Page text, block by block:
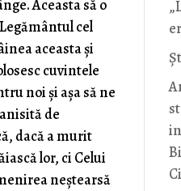
Aceasta să o
cel
aceasta şi
cuvintele
noi şi aşa să ne
de
dacă a murit
lor, ci Celui
neştearsă